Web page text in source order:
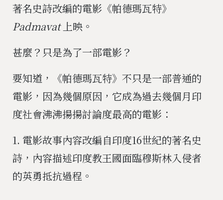
著名史詩改編的電影《帕德瑪瓦特》
Padmavat上映。
甚麼？只是為了一部電影？
要知道，《帕德瑪瓦特》不只是一部普通的
電影，因為幾個原因，它成為過去幾個月印
度社會沸沸揚揚討論度最高的電影：
1. 電影故事內容改編自印度16世紀的著名史
詩，內容描述印度教王國面臨穆斯林入侵者
的英勇抵抗過程。